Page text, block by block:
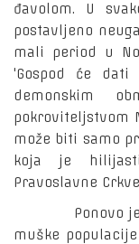
đavolom. U
postavljeno
mali period u
'Gospod će
demonskim
pokroviteljstvom
može biti samo
koja je
Pravoslavne
Ponovo jeres:
muške